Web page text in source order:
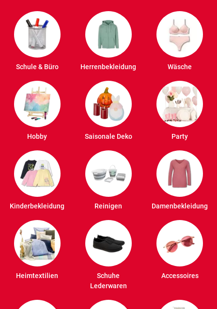
Schule & Büro Herrenbekleidung Wäsche
Hobby Saisonale Deko Party
Kinderbekleidung Reinigen Damenbekleidung
Heimtextilien
Schuhe
Lederwaren
Accessoires